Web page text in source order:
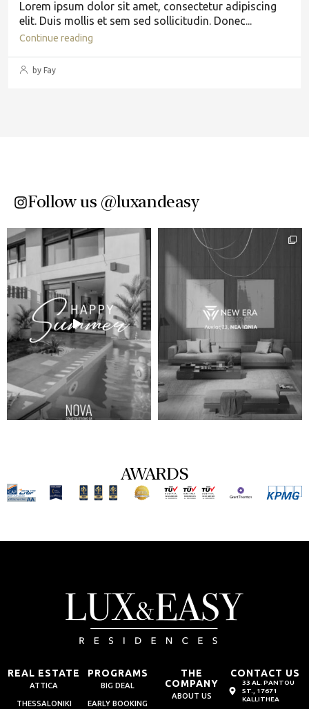
Lorem ipsum dolor sit amet, consectetur adipiscing
elit. Duis mollis et sem sed sollicitudin. Donec...
Continue reading
by Fay
Follow us @luxandeasy​
AWARDS
REAL ESTATE
ATTICA
THESSALONIKI
PROGRAMS
BIG DEAL
EARLY BOOKING
THE
COMPANY
ABOUT US
CONTACT US
33 AL. PANTOU
ST., 17671
KALLITHEA